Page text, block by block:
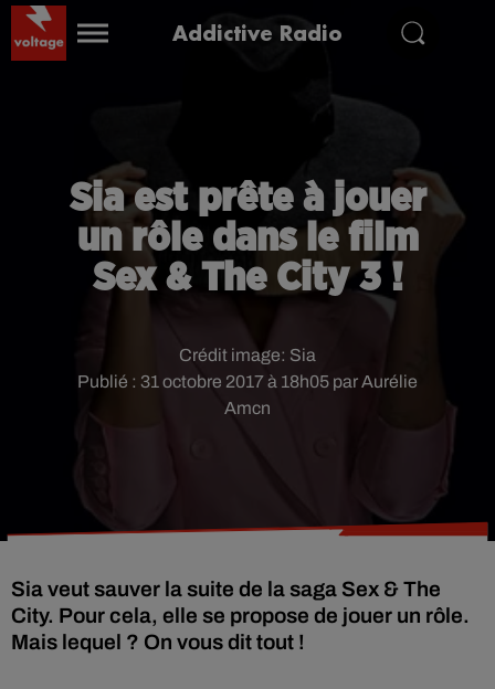
Addictive Radio
Sia est prête à jouer
un rôle dans le film
Sex & The City 3 !
Publié : 31 octobre 2017 à 18h05 par Aurélie
Amcn
Crédit image: Sia
Sia veut sauver la suite de la saga Sex & The
City. Pour cela, elle se propose de jouer un rôle.
Mais lequel ? On vous dit tout !